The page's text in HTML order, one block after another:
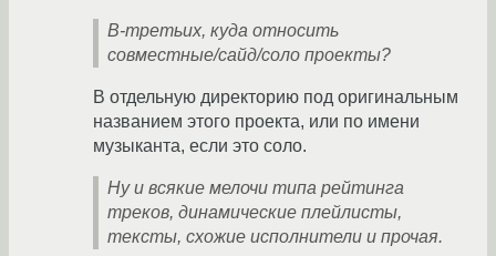
В-третьих, куда относить
совместные/сайд/соло проекты?
В отдельную директорию под оригинальным
названием этого проекта, или по имени
музыканта, если это соло.
Ну и всякие мелочи типа рейтинга
треков, динамические плейлисты,
тексты, схожие исполнители и прочая.